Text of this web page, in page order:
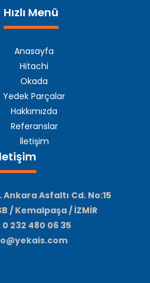
Hızlı Menü
Anasayfa
Hitachi
Okada
Yedek Parçalar
Hakkımızda
Referanslar
İletişim
Asfaltı Cd. No:15
/ Kemalpaşa / İZMİR
232 480 06 35